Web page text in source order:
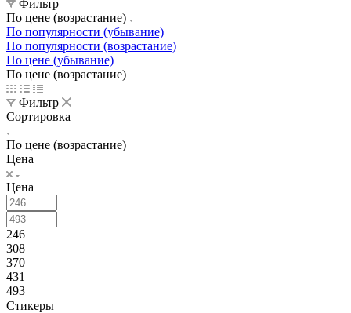
Фильтр
По цене (возрастание)
По популярности (убывание)
По популярности (возрастание)
По цене (убывание)
По цене (возрастание)
Фильтр
Сортировка
По цене (возрастание)
Цена
Цена
246
308
370
431
493
Стикеры